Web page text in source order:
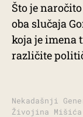
Što je
oba slučaja
koja je imena
različite
Nekadašnji
Živojina